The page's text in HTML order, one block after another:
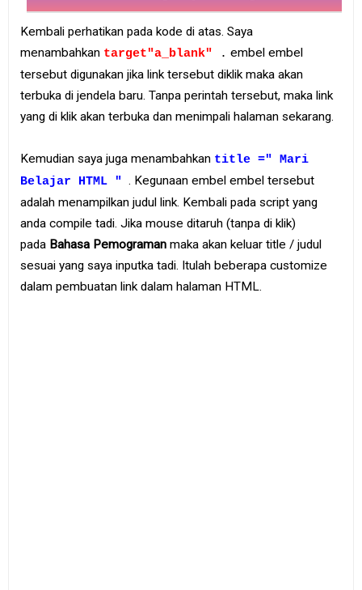
Kembali perhatikan pada kode di atas. Saya
menambahkan target"a_blank" . embel embel
tersebut digunakan jika link tersebut diklik maka akan
terbuka di jendela baru. Tanpa perintah tersebut, maka link
yang di klik akan terbuka dan menimpali halaman sekarang.
Kemudian saya juga menambahkan title =" Mari
Belajar HTML " . Kegunaan embel embel tersebut
adalah menampilkan judul link. Kembali pada script yang
anda compile tadi. Jika mouse ditaruh (tanpa di klik)
pada Bahasa Pemograman maka akan keluar title / judul
sesuai yang saya inputka tadi. Itulah beberapa customize
dalam pembuatan link dalam halaman HTML.